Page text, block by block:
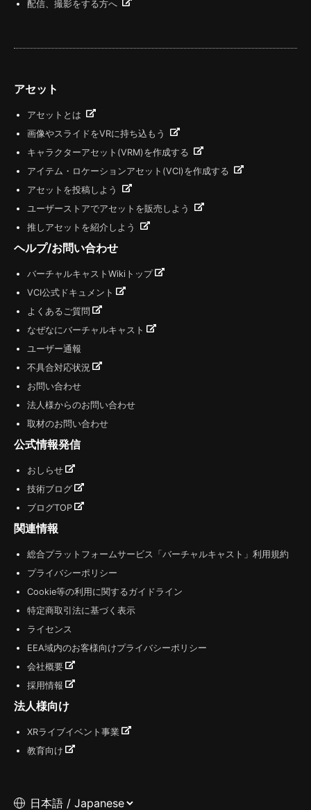
配信、撮影をする方へ
アセット
アセットとは
画像やスライドをVRに持ち込もう
キャラクターアセット(VRM)を作成する
アイテム・ロケーションアセット(VCI)を作成する
アセットを投稿しよう
ユーザーストアでアセットを販売しよう
推しアセットを紹介しよう
ヘルプ/お問い合わせ
バーチャルキャストWikiトップ
VCI公式ドキュメント
よくあるご質問
なぜなにバーチャルキャスト
ユーザー通報
不具合対応状況
お問い合わせ
法人様からのお問い合わせ
取材のお問い合わせ
公式情報発信
おしらせ
技術ブログ
ブログTOP
関連情報
総合プラットフォームサービス「バーチャルキャスト」利用規約
プライバシーポリシー
Cookie等の利用に関するガイドライン
特定商取引法に基づく表示
ライセンス
EEA域内のお客様向けプライバシーポリシー
会社概要
採用情報
法人様向け
XRライブイベント事業
教育向け